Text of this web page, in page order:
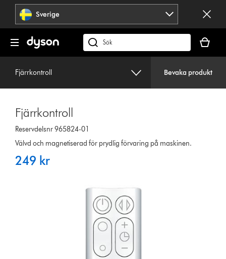
Hoppa
navigering
Sverige
Sök
på
är
tom
Fjärrkontroll
Bevaka produkt
Fjärrkontroll
Reservdelsnr 965824-01
Välvd och magnetiserad för prydlig förvaring på maskinen.
249 kr